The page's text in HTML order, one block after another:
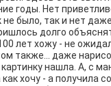
годы. Нет
не было, так и нет
долго
лет хожу - не
также... даже
картинку нашла. А, с
хочу - а получила